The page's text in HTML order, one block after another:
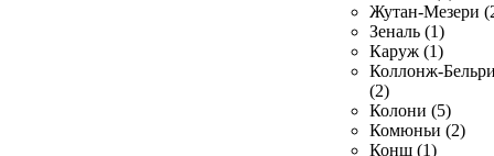
Жутан-Мезери
Зеналь (1)
Каруж (1)
Коллонж-
(2)
Колони (5)
Комюньи (2)
Конш (1)